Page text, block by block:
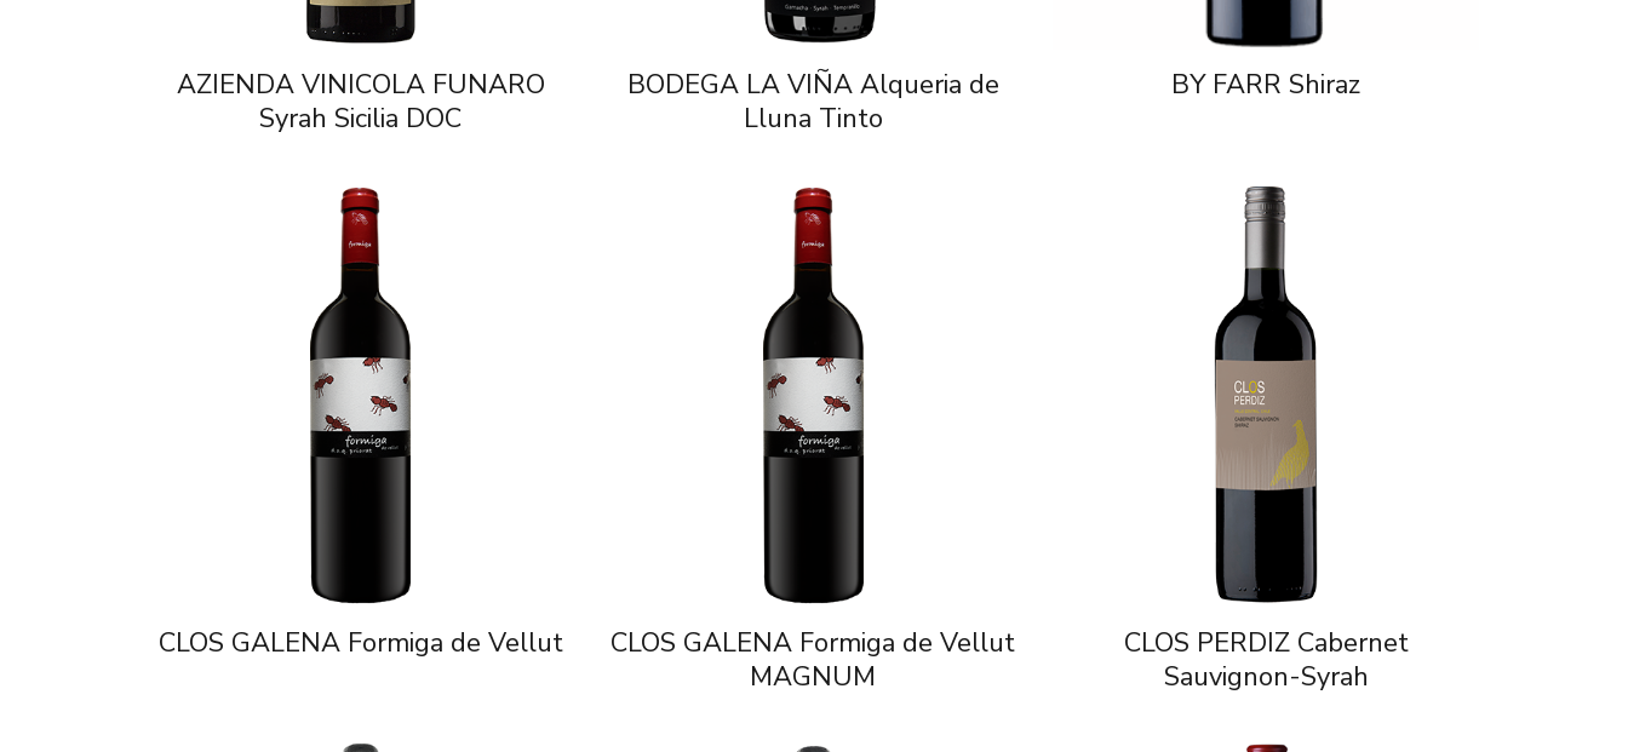
AZIENDA VINICOLA FUNARO
Syrah Sicilia DOC
BODEGA LA VIÑA Alqueria de
Lluna Tinto
BY FARR Shiraz
CLOS GALENA Formiga de Vellut
CLOS GALENA Formiga de Vellut
MAGNUM
CLOS PERDIZ Cabernet
Sauvignon-Syrah